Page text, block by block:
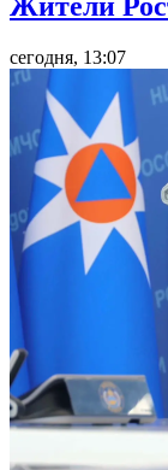
сегодня, 13:07